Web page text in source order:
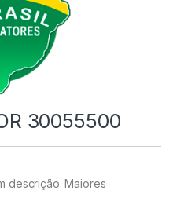
30055500
descrição. Maiores